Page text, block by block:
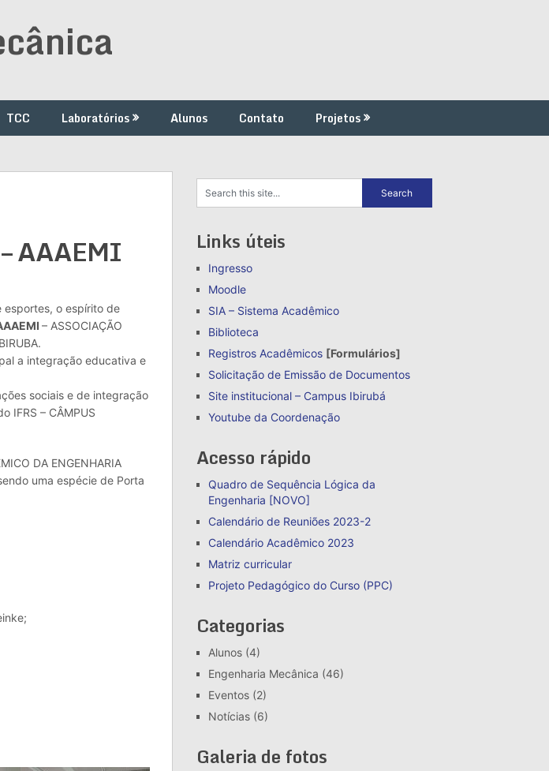
TCC Laboratórios Alunos Contato Projetos
AAAEMI
esportes, o espírito de
– ASSOCIAÇÃO
a integração educativa e
sociais e de integração
IFRS – CÂMPUS
DA ENGENHARIA
uma espécie de Porta
Links úteis
Ingresso
Moodle
SIA – Sistema Acadêmico
Biblioteca
Registros Acadêmicos [Formulários]
Solicitação de Emissão de Documentos
Site institucional – Campus Ibirubá
Youtube da Coordenação
Acesso rápido
Quadro de Sequência Lógica da
Engenharia [NOVO]
Calendário de Reuniões 2023-2
Calendário Acadêmico 2023
Matriz curricular
Projeto Pedagógico do Curso (PPC)
Categorias
Alunos (4)
Engenharia Mecânica (46)
Eventos (2)
Notícias (6)
Galeria de fotos